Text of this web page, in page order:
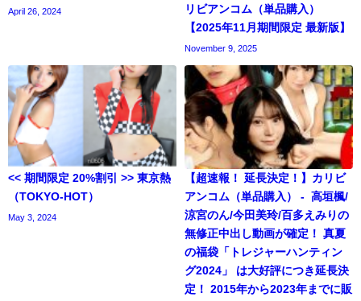
April 26, 2024
リビアンコム（単品購入）
【2025年11月期間限定 最新版】
November 9, 2025
<< 期間限定 20%割引 >> 東京熱
（TOKYO-HOT）
May 3, 2024
【超速報！ 延長決定！】カリビ
アンコム（単品購入） - 高垣楓/
涼宮のん/今田美玲/百多えみりの
無修正中出し動画が確定！ 真夏
の福袋「トレジャーハンティン
グ2024」 は大好評につき延長決
定！ 2015年から2023年までに販